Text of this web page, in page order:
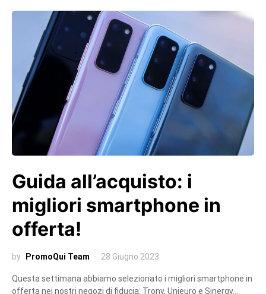
Guida all’acquisto: i
migliori smartphone in
offerta!
by PromoQui Team 28 Giugno 2023
Questa settimana abbiamo selezionato i migliori smartphone in
offerta nei nostri negozi di fiducia: Trony, Unieuro e Sinergy.…